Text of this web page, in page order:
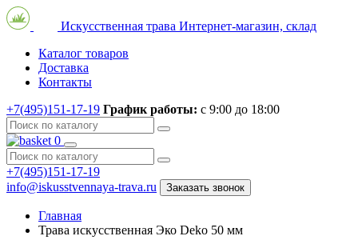
Искусственная трава Интернет-магазин, склад
Каталог товаров
Доставка
Контакты
+7(495)151-17-19 График работы: с 9:00 до 18:00
0
+7(495)151-17-19
info@iskusstvennaya-trava.ru
Заказать звонок
Главная
Трава искусственная Эко Deko 50 мм